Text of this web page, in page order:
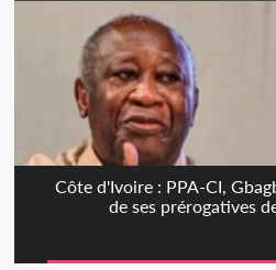
Côte d'Ivoire : PPA-CI,
de ses prérogatives